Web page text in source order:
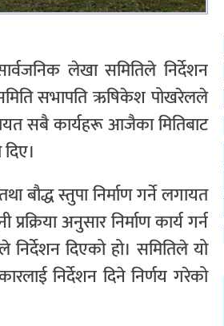
लेखा समितिले निर्देशन
सभापति ऋषिकेश पोखरेलले
सबै कार्यहरू आजैका मितिबाट
बौद्ध स्तुपा निर्माण गर्ने लगायत
अनुसार निर्माण कार्य गर्न
निर्देशन दिएको हो। समितिले यो
निर्देशन दिने निर्णय गरेको